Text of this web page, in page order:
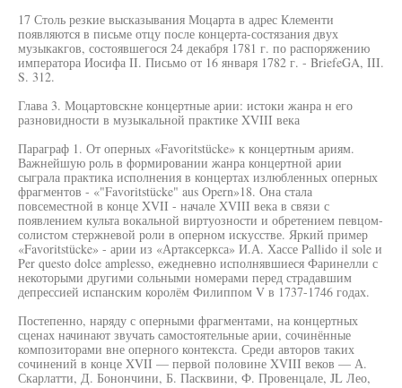
17 Столь резкие высказывания Моцарта в адрес Клементи
появляются в письме отцу после концерта-состязания двух
музыкакгов, состоявшегося 24 декабря 1781 г. по распоряжению
императора Иосифа II. Письмо от 16 января 1782 г. - BriefeGA, III.
S. 312.
Глава 3. Моцартовскне концертные арии: истоки жанра н его
разновидности в музыкальной практике XVIII века
Параграф 1. От оперных «Favoritstücke» к концертным ариям.
Важнейшую роль в формировании жанра концертной арии
сыграла практика исполнения в концертах излюбленных оперных
фрагментов - «"Favoritstücke" aus Opern»18. Она стала
повсеместной в конце XVII - начале XVIII века в связи с
появлением культа вокальной виртуозности и обретением певцом-
солистом стержневой роли в оперном искусстве. Яркий пример
«Favoritstücke» - арии из «Артаксеркса» И.А. Хассе Pallido il sole и
Per questo dolce amplesso, ежедневно исполнявшиеся Фаринелли с
некоторыми другими сольными номерами перед страдавшим
депрессией испанским королём Филиппом V в 1737-1746 годах.
Постепенно, наряду с оперными фрагментами, на концертных
сценах начинают звучать самостоятельные арии, сочинённые
композиторами вне оперного контекста. Среди авторов таких
сочинений в конце XVII — первой половине XVIII веков — А.
Скарлатти, Д. Бонончини, Б. Пасквини, Ф. Провенцале, JL Лео,